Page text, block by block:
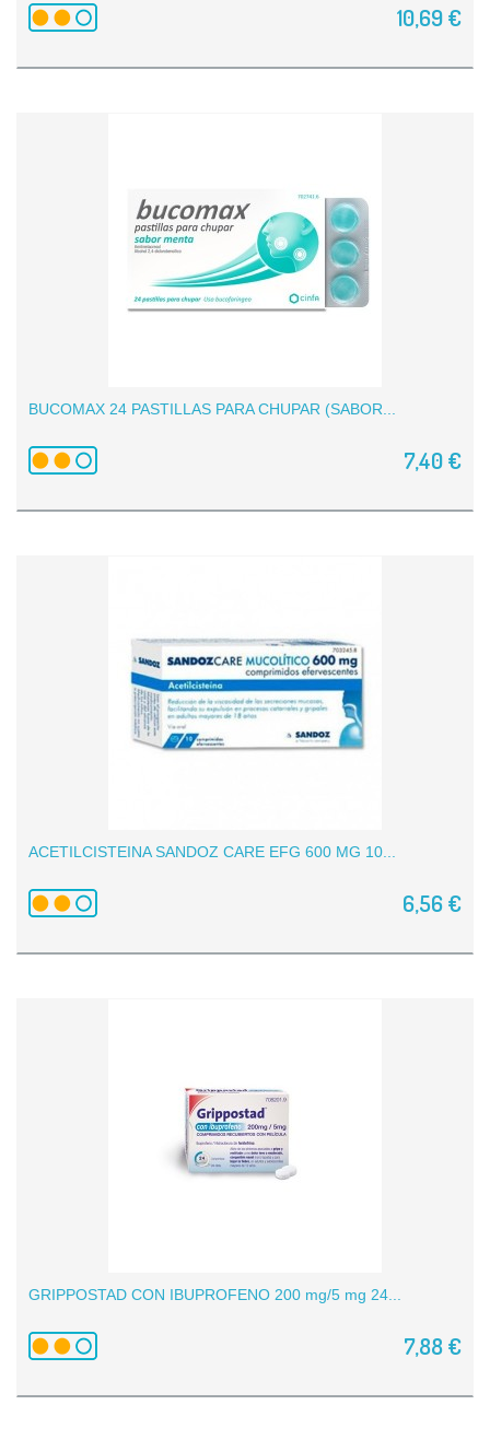
10,69 €
BUCOMAX 24 PASTILLAS PARA CHUPAR (SABOR...
7,40 €
ACETILCISTEINA SANDOZ CARE EFG 600 MG 10...
6,56 €
GRIPPOSTAD CON IBUPROFENO 200 mg/5 mg 24...
7,88 €